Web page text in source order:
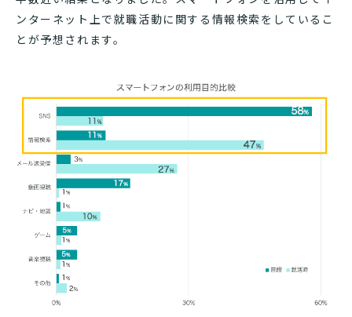
ンターネット上で就職活動に関する情報検索をしているこ
とが予想されます。